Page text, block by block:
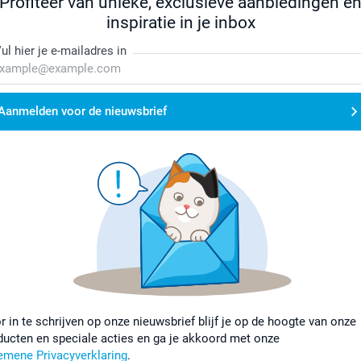
inspiratie in je inbox
hier je e-mailadres in
voor de nieuwsbrief
in te schrijven op onze nieuwsbrief blijf je op de hoogte van onze
en speciale acties en ga je akkoord met onze
Privacyverklaring.